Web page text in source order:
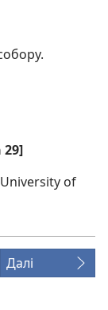
29]
of
Далі